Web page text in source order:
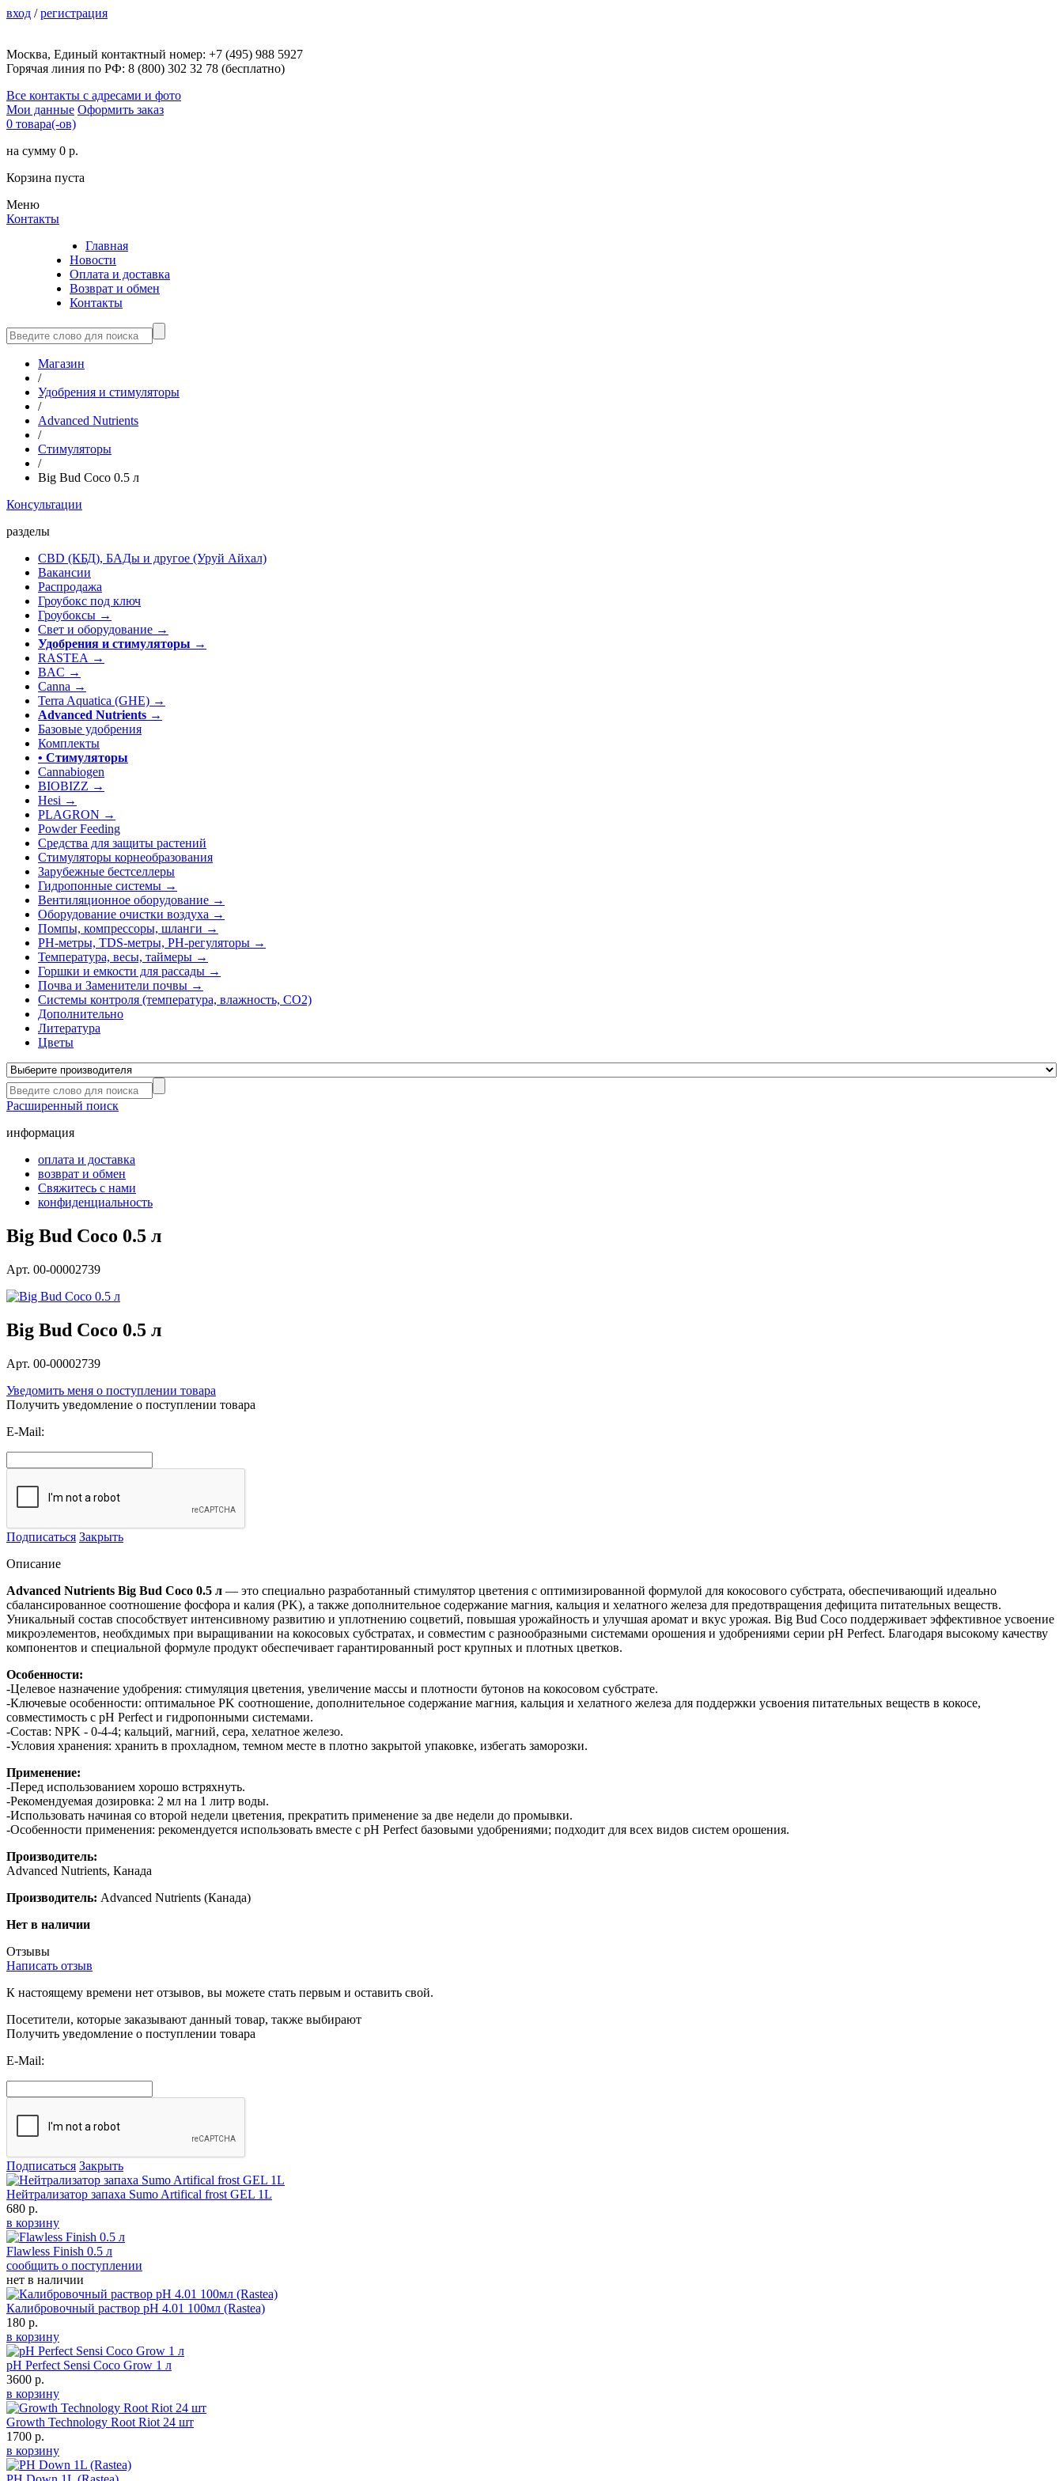
вход /регистрация
Москва, Единый контактный номер: +7 (495) 988 5927
Горячая линия по РФ: 8 (800) 302 32 78 (бесплатно)
Все контакты с адресами и фото
Мои данные Оформить заказ
0 товара(-ов)
на сумму 0 р.
Корзина пуста
Меню
Контакты
Главная
Новости
Оплата и доставка
Возврат и обмен
Контакты
Магазин
/
Удобрения и стимуляторы
/
Advanced Nutrients
/
Стимуляторы
/
Big Bud Coco 0.5 л
Консультации
разделы
CBD (КБД), БАДы и другое (Уруй Айхал)
Вакансии
Распродажа
Гроубокс под ключ
Гроубоксы →
Свет и оборудование →
Удобрения и стимуляторы →
RASTEA →
BAC →
Canna →
Terra Aquatica (GHE) →
Advanced Nutrients →
Базовые удобрения
Комплекты
• Стимуляторы
Cannabiogen
BIOBIZZ →
Hesi →
PLAGRON →
Powder Feeding
Средства для защиты растений
Стимуляторы корнеобразования
Зарубежные бестселлеры
Гидропонные системы →
Вентиляционное оборудование →
Оборудование очистки воздуха →
Помпы, компрессоры, шланги →
РН-метры, TDS-метры, РН-регуляторы →
Температура, весы, таймеры →
Горшки и емкости для рассады →
Почва и Заменители почвы →
Системы контроля (температура, влажность, СО2)
Дополнительно
Литература
Цветы
Расширенный поиск
информация
оплата и доставка
возврат и обмен
Свяжитесь с нами
конфиденциальность
Big Bud Coco 0.5 л
Арт. 00-00002739
Big Bud Coco 0.5 л
Арт. 00-00002739
Уведомить меня о поступлении товара
Получить уведомление о поступлении товара
E-Mail:
Подписаться Закрыть
Описание
Advanced Nutrients Big Bud Coco 0.5 л — это специально разработанный стимулятор цветения с оптимизированной формулой для кокосового субстрата, обеспечивающий идеально
сбалансированное соотношение фосфора и калия (PK), а также дополнительное содержание магния, кальция и хелатного железа для предотвращения дефицита питательных веществ.
Уникальный состав способствует интенсивному развитию и уплотнению соцветий, повышая урожайность и улучшая аромат и вкус урожая. Big Bud Coco поддерживает эффективное усвоение
микроэлементов, необхдимых при выращивании на кокосовых субстратах, и совместим с разнообразными системами орошения и удобрениями серии pH Perfect. Благодаря высокому качеству
компонентов и специальной формуле продукт обеспечивает гарантированный рост крупных и плотных цветков.
Особенности:
-Целевое назначение удобрения: стимуляция цветения, увеличение массы и плотности бутонов на кокосовом субстрате.
-Ключевые особенности: оптимальное PK соотношение, дополнительное содержание магния, кальция и хелатного железа для поддержки усвоения питательных веществ в кокосе,
совместимость с pH Perfect и гидропонными системами.
-Состав: NPK - 0-4-4; кальций, магний, сера, хелатное железо.
-Условия хранения: хранить в прохладном, темном месте в плотно закрытой упаковке, избегать заморозки.
Применение:
-Перед использованием хорошо встряхнуть.
-Рекомендуемая дозировка: 2 мл на 1 литр воды.
-Использовать начиная со второй недели цветения, прекратить применение за две недели до промывки.
-Особенности применения: рекомендуется использовать вместе с pH Perfect базовыми удобрениями; подходит для всех видов систем орошения.
Производитель:
Advanced Nutrients, Канада
Производитель: Advanced Nutrients (Канада)
Нет в наличии
Отзывы
Написать отзыв
К настоящему времени нет отзывов, вы можете стать первым и оставить свой.
Посетители, которые заказывают данный товар, также выбирают
Получить уведомление о поступлении товара
E-Mail:
Подписаться Закрыть
Нейтрализатор запаха Sumo Artifical frost GEL 1L
680 р.
в корзину
Flawless Finish 0.5 л
сообщить о поступлении
нет в наличии
Калибровочный раствор pH 4.01 100мл (Rastea)
180 р.
в корзину
pH Perfect Sensi Coco Grow 1 л
3600 р.
в корзину
Growth Technology Root Riot 24 шт
1700 р.
в корзину